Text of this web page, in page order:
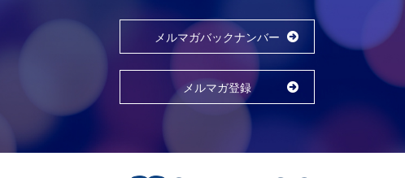
メルマガバックナンバー
メルマガ登録